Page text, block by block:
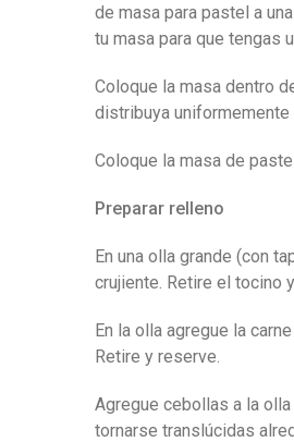
de masa para pastel a
tu masa para que tengas
Coloque la masa dentro
distribuya uniformemente
Coloque la masa de
Preparar relleno
En una olla grande (con
crujiente. Retire el tocino
En la olla agregue la
Retire y reserve.
Agregue cebollas a la
tornarse translúcidas